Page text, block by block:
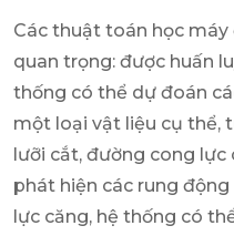
Các thuật toán học
quan trọng: được huấn
thống có thể dự đoán
một loại vật liệu cụ thể,
lưỡi cắt, đường cong lực
phát hiện các rung
lực căng, hệ thống có